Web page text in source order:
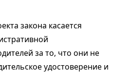
закона касается
за то, что они не
удостоверение и